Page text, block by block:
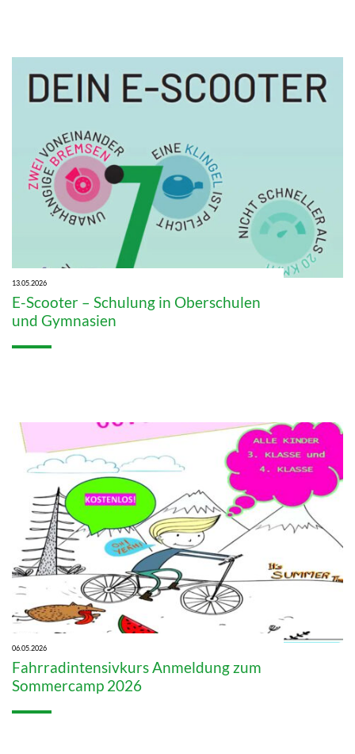
13.05.2026
E-Scooter – Schulung in Oberschulen
und Gymnasien
06.05.2026
Fahrradintensivkurs Anmeldung zum
Sommercamp 2026